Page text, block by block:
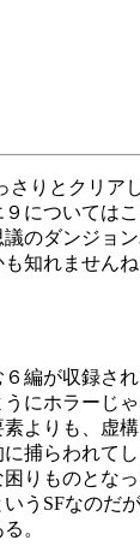
りとクリ
について
のダンジ
知れませんね
が収録さ
にホラーじ
よりも、虚
捕らわれ
りものとな
うSFなの
。